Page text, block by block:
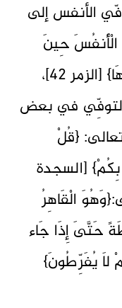
الأنفس إلى
الْأَنفُسَ حِينَ
مَوْتِهَا وَالَّتِي لَمْ تَمُتْ فِي مَنَامِهَا} [الزمر 42]،
التوفِّي في بعض
تعالى: {قُلْ
[السجدة
الْقَاهِرُ
حَتَّىَ إِذَا جَاء
لاَ يُفَرِّطُونَ}